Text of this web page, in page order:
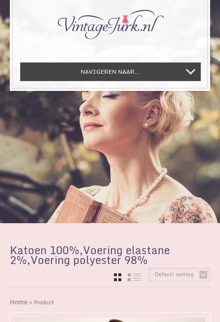
NAVIGEREN NAAR...
Katoen 100%,Voering elastane
2%,Voering polyester 98%
Default sorting
GRID LIST
Home > Product